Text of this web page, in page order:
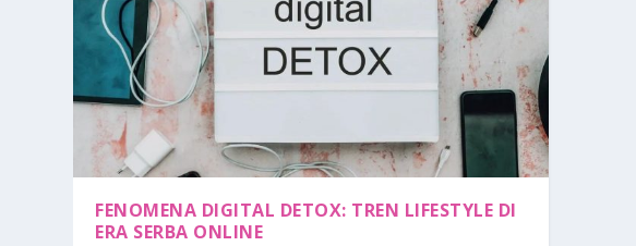
FENOMENA DIGITAL DETOX: TREN LIFESTYLE DI
ERA SERBA ONLINE